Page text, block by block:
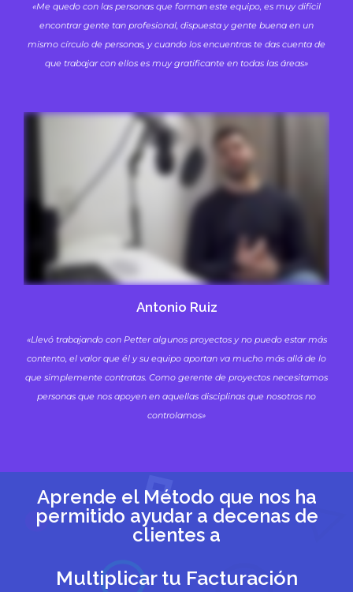
«Me quedo con las personas que forman este equipo, es muy difícil
encontrar gente tan profesional, dispuesta y gente buena en un
mismo círculo de personas, y cuando los encuentras te das cuenta de
que trabajar con ellos es muy gratificante en todas las áreas»
Antonio Ruiz
«Llevó trabajando con Petter algunos proyectos y no puedo estar más
contento, el valor que él y su equipo aportan va mucho más allá de lo
que simplemente contratas. Como gerente de proyectos necesitamos
personas que nos apoyen en aquellas disciplinas que nosotros no
controlamos»
Aprende el Método que nos ha
permitido ayudar a decenas de
clientes a
Multiplicar tu Facturación